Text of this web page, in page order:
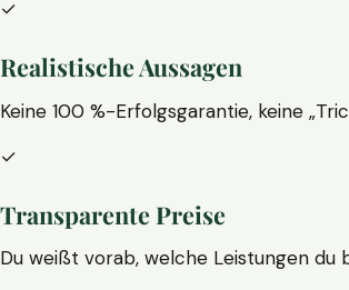
✓
Realistische Aussagen
Keine 100 %-Erfolgsgarantie, keine
✓
Transparente Preise
Du weißt vorab, welche Leistungen du